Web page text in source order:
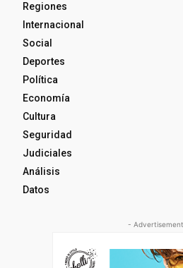
Regiones
Internacional
Social
Deportes
Política
Economía
Cultura
Seguridad
Judiciales
Análisis
Datos
-